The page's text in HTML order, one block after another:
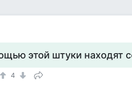
этой штуки находят
4